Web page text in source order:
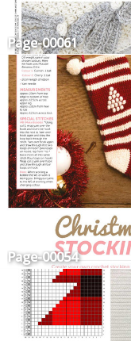
Page-00061
Page-00054